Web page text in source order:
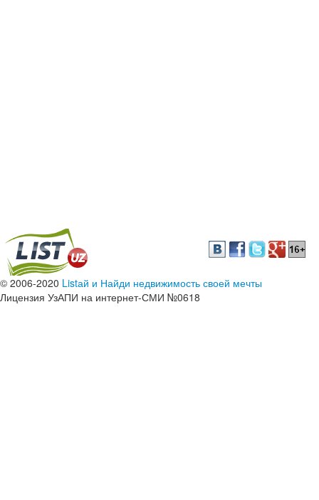
© 2006-2020 Listай и Найди недвижимость своей мечты
Лицензия УзАПИ на интернет-СМИ №0618